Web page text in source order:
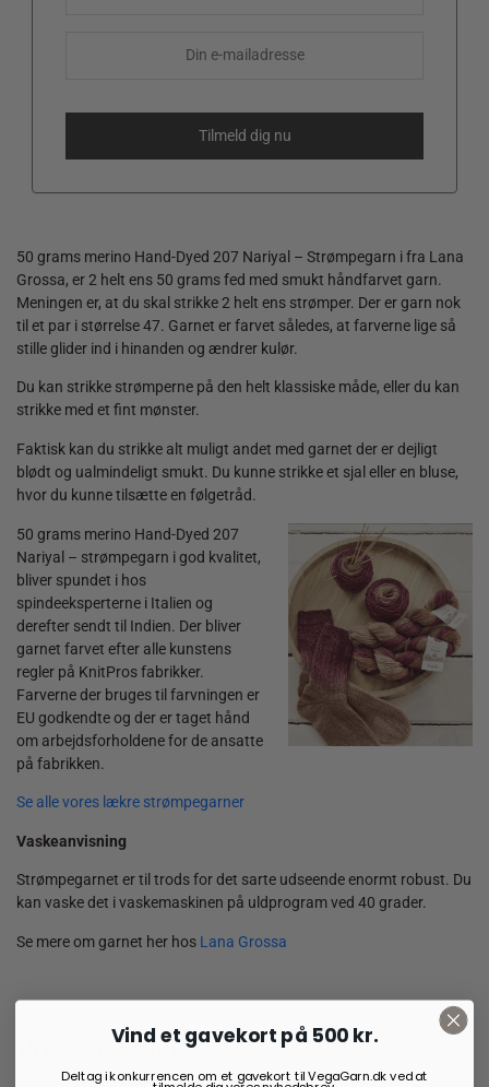
50 grams merino Hand-Dyed 207 Nariyal – Strømpegarn i fra Lana
Grossa, er 2 helt ens 50 grams fed med smukt håndfarvet garn.
Meningen er, at du skal strikke 2 helt ens strømper. Der er garn nok
til et par i størrelse 47. Garnet er farvet således, at farverne lige så
stille glider ind i hinanden og ændrer kulør.
Du kan strikke strømperne på den helt klassiske måde, eller du kan
strikke med et fint mønster.
Faktisk kan du strikke alt muligt andet med garnet der er dejligt
blødt og ualmindeligt smukt. Du kunne strikke et sjal eller en bluse,
hvor du kunne tilsætte en følgetråd.
50 grams merino Hand-Dyed 207
Nariyal – strømpegarn i god kvalitet,
bliver spundet i hos
spindeeksperterne i Italien og
derefter sendt til Indien. Der bliver
garnet farvet efter alle kunstens
regler på KnitPros fabrikker.
Farverne der bruges til farvningen er
EU godkendte og der er taget hånd
om arbejdsforholdene for de ansatte
på fabrikken.
Se alle vores lækre strømpegarner
Vaskeanvisning
Strømpegarnet er til trods for det sarte udseende enormt robust. Du
kan vaske det i vaskemaskinen på uldprogram ved 40 grader.
Se mere om garnet her hos Lana Grossa
Vi anbefaler også:
Vind et gavekort på 500 kr.
Deltag i konkurrencen om et gavekort til VegaGarn.dk ved at